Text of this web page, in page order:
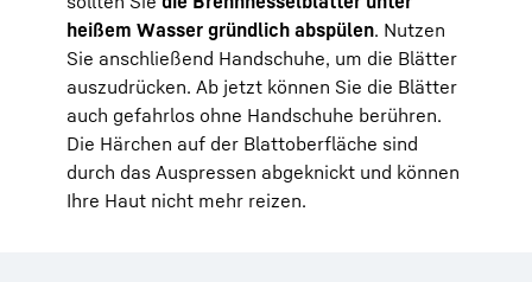
heißem Wasser gründlich abspülen. Nutzen
Sie anschließend Handschuhe, um die Blätter
auszudrücken. Ab jetzt können Sie die Blätter
auch gefahrlos ohne Handschuhe berühren.
Die Härchen auf der Blattoberfläche sind
durch das Auspressen abgeknickt und können
Ihre Haut nicht mehr reizen.